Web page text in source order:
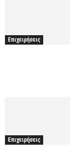
Επιχειρήσεις
Επιχειρήσεις